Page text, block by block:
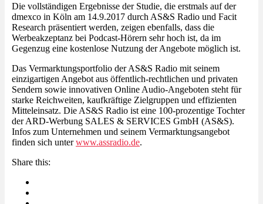
Die vollständigen Ergebnisse der Studie, die erstmals auf der
dmexco in Köln am 14.9.2017 durch AS&S Radio und Facit
Research präsentiert werden, zeigen ebenfalls, dass die
Werbeakzeptanz bei Podcast-Hörern sehr hoch ist, da im
Gegenzug eine kostenlose Nutzung der Angebote möglich ist.
Das Vermarktungsportfolio der AS&S Radio mit seinem
einzigartigen Angebot aus öffentlich-rechtlichen und privaten
Sendern sowie innovativen Online Audio-Angeboten steht für
starke Reichweiten, kaufkräftige Zielgruppen und effizienten
Mitteleinsatz. Die AS&S Radio ist eine 100-prozentige Tochter
der ARD-Werbung SALES & SERVICES GmbH (AS&S).
Infos zum Unternehmen und seinem Vermarktungsangebot
finden sich unterwww.assradio.de.
Share this: